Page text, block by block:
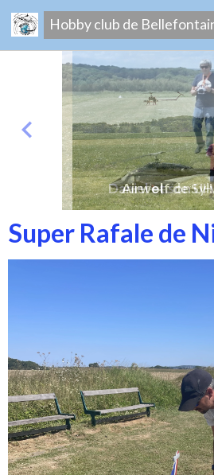
Hobby club de
Daniel et son
Airwolf de
Super Rafale de